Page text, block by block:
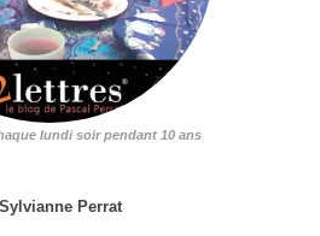
lundi soir pendant 10 ans
Perrat